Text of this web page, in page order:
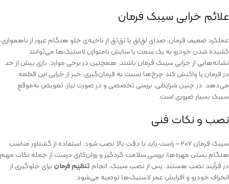
علائم خرابی سیبک فرمان
عملکرد ضعیف فرمان، صدای لق‌لق یا تق‌تق از ناحیه‌ی جلو هنگام عبور از ناهمواری،
کشیده شدن خودرو به یک سمت یا سایش نامتوازن لاستیک‌ها می‌توانند
نشانه‌هایی از خرابی سیبک فرمان باشند. همچنین در برخی موارد، بازی بیش از حد
در فرمان یا واکنش کند چرخ‌ها نسبت به فرمان‌گیری، خبر از خرابی این قطعه
می‌دهد. در چنین شرایطی، بررسی تخصصی و در صورت نیاز، تعویض به‌موقع
سیبک بسیار ضروری است.
نصب و نکات فنی
سیبک فرمان ۲۰۷ – راست باید با دقت بالا نصب شود. استفاده از گشتاور مناسب
هنگام بستن مهره‌ها، بررسی سلامت گردگیر و روان‌کاری درست از جمله نکات مهم
در فرآیند نصب هستند. پس از نصب سیبک، انجام تنظیم فرمان برای جلوگیری از
انحراف خودرو و افزایش عمر لاستیک‌ها توصیه می‌شود.